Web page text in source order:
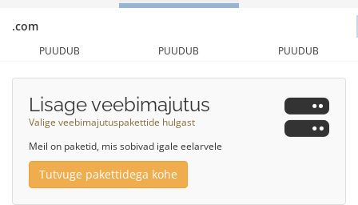
.com
PUUDUB PUUDUB PUUDUB
Lisage veebimajutus
Valige veebimajutuspakettide hulgast
Meil on paketid, mis sobivad igale eelarvele
Tutvuge pakettidega kohe